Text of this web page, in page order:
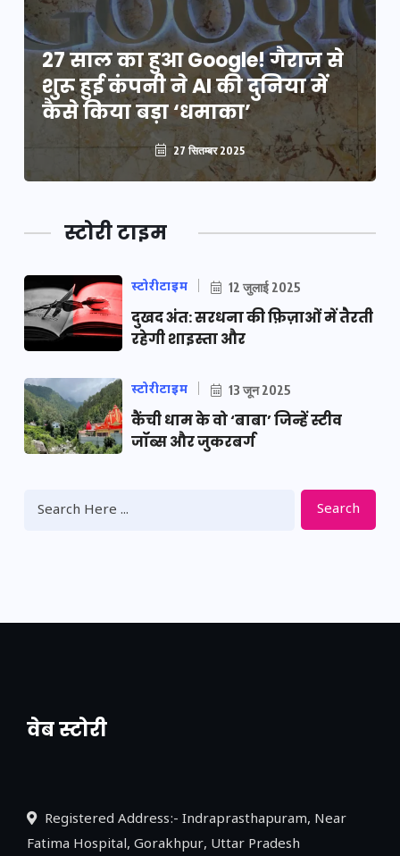
27 साल का हुआ Google! गैराज से
शुरू हुई कंपनी ने AI की दुनिया में
कैसे किया बड़ा ‘धमाका’
27 सितम्बर 2025
स्टोरी टाइम
स्टोरीटाइम 12 जुलाई 2025
दुखद अंत: सरधना की फ़िज़ाओं में तैरती
रहेगी शाइस्ता और
स्टोरीटाइम 13 जून 2025
कैंची धाम के वो ‘बाबा’ जिन्हें स्टीव
जॉब्स और जुकरबर्ग
Search
वेब स्टोरी
नया एक्सप्रेसवे: पूर्वांचल का लक, डेवलपमेंट का
Registered Address:- Indraprasthapuram, Near
Fatima Hospital, Gorakhpur, Uttar Pradesh